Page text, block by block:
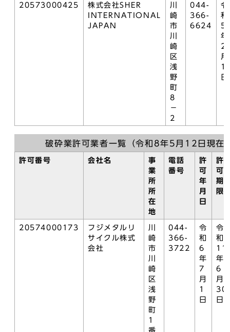
20573000425
株式会社SHER
INTERNATIONAL
JAPAN
川
崎
市
川
崎
区
浅
野
町
8
－
2
044-
366-
6624
令
和
5
年
2
月
1
日
破砕業許可業者一覧（令和8年5月12日現在
許可番号 会社名
事
業
所
所
在
地
電話
番号
許
可
年
月
日
許
可
期
限
20574000173
フジメタルリ
サイクル株式
会社
川
崎
市
川
崎
区
浅
野
町
1
番
044-
366-
3722
令
和
6
年
7
月
1
日
令
和
11
年
6
月
30
日